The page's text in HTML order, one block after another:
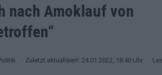
– Startreihenfolge steht, Deutschland singt als Zweites!
Favorit, Australien aufgestiegen – alle 25 Acts im
nach Amoklauf von
· Zuletzt aktualisiert: 24.01.2022, 18:40 Uhr
·